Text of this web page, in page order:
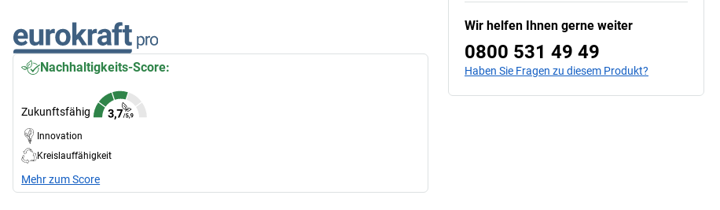
Nachhaltigkeits-Score:
Zukunftsfähig
Innovation
Kreislauffähigkeit
Mehr zum Score
Wir helfen Ihnen gerne weiter
0800 531 49 49
Haben Sie Fragen zu diesem Produkt?